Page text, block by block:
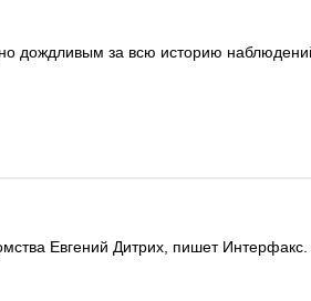
дождливым за всю историю
Евгений Дитрих, пишет Интерфакс.